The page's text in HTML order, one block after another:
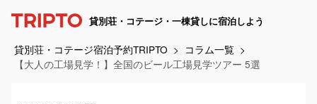
貸別荘・コテージ・一棟貸しに宿泊しよう
貸別荘・コテージ宿泊予約TRIPTO
コラム一覧
【大人の工場見学！】全国のビール工場見学ツアー 5選